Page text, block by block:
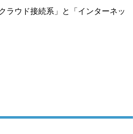
ラウド接続系」と「インターネッ